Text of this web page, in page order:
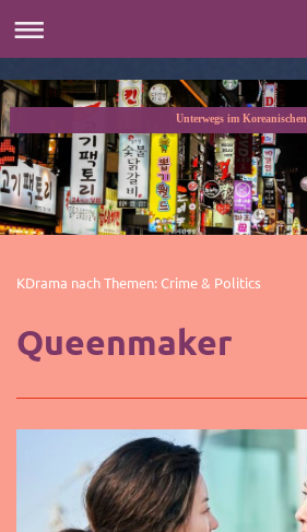
Unterwegs im Koreanischen
KDrama nach Themen: Crime & Politics
Queenmaker